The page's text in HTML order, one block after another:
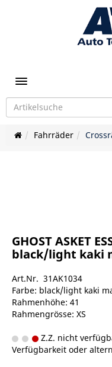
Toggle navigation
Fahrräder
GHOST ASKET
black/light kaki
Art.Nr. 31AK1034
Farbe: black/light kaki
Rahmenhöhe: 41
Rahmengrösse: XS
Z.Z. nicht
Verfügbarkeit oder